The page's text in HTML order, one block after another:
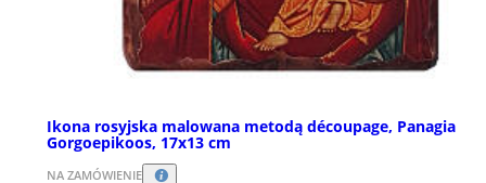
Ikona rosyjska malowana metodą découpage, Panagia
Gorgoepikoos, 17x13 cm
NA ZAMÓWIENIE